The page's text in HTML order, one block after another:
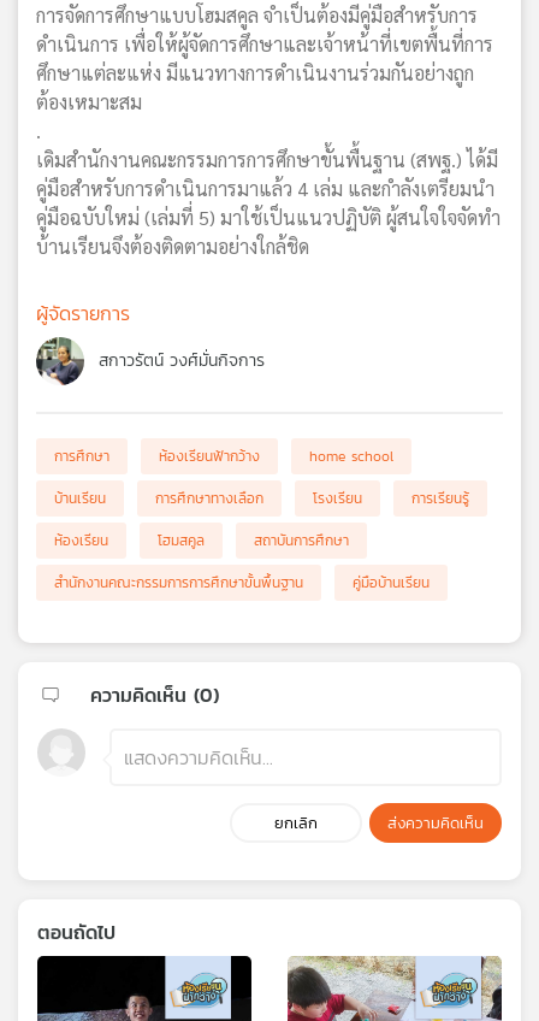
ข่าย
การจัดการศึกษาแบบโฮมสคูล จำเป็นต้องมีคู่มือสำหรับการ
ดำเนินการ เพื่อให้ผู้จัดการศึกษาและเจ้าหน้าที่เขตพื้นที่การ
ศึกษาแต่ละแห่ง มีแนวทางการดำเนินงานร่วมกันอย่างถูก
ต้องเหมาะสม
.
เดิมสำนักงานคณะกรรมการการศึกษาขั้นพื้นฐาน (สพฐ.) ได้มี
คู่มือสำหรับการดำเนินการมาแล้ว 4 เล่ม และกำลังเตรียมนำ
คู่มือฉบับใหม่ (เล่มที่ 5) มาใช้เป็นแนวปฏิบัติ ผู้สนใจใจจัดทำ
บ้านเรียนจึงต้องติดตามอย่างใกล้ชิด
ผู้จัดรายการ
สกาวรัตน์ วงศ์มั่นกิจการ
การศึกษา ห้องเรียนฟ้ากว้าง
home school
บ้านเรียน
การศึกษาทางเลือก โรงเรียน
การเรียนรู้
ห้องเรียน
โฮมสคูล
สถาบันการศึกษา
สำนักงานคณะกรรมการการศึกษาขั้นพื้นฐาน
คู่มือบ้านเรียน
ความคิดเห็น (0)
ยกเลิก ส่งความคิดเห็น
ตอนถัดไป